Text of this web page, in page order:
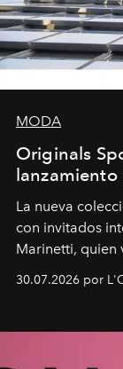
MODA
Originals
La nueva
con invitados
Marinetti, quien
fusiona moda y
30.07.2026 por